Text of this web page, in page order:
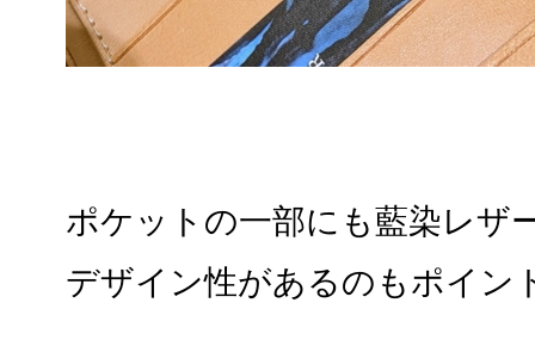
ポケットの一部にも藍染レザ
デザイン性があるのもポイン